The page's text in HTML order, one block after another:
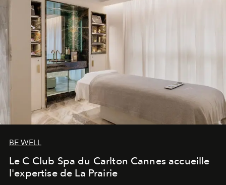
BE WELL
Le C Club Spa du Carlton Cannes accueille
l'expertise de La Prairie